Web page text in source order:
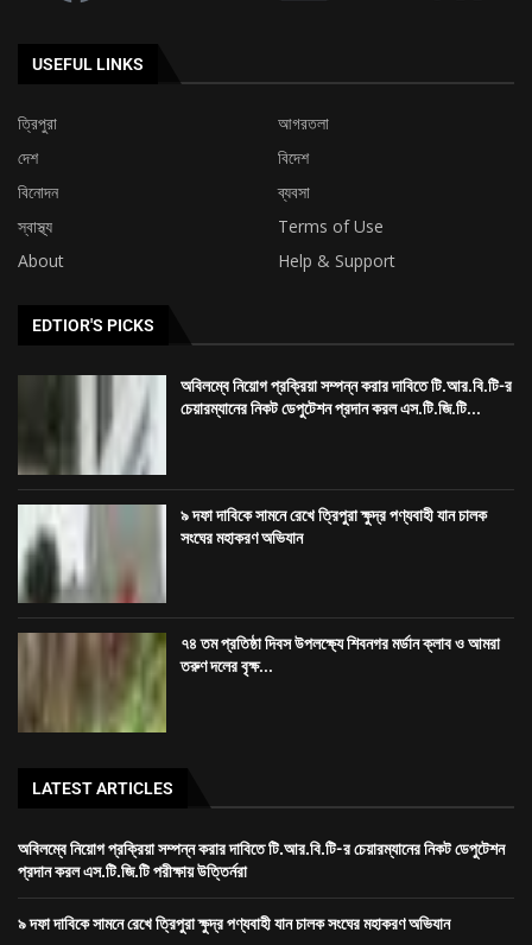
USEFUL LINKS
ত্রিপুরা
আগরতলা
দেশ
বিদেশ
বিনোদন
ব্যবসা
স্বাস্থ্য
Terms of Use
About
Help & Support
EDTIOR'S PICKS
অবিলম্বে নিয়োগ প্রক্রিয়া সম্পন্ন করার দাবিতে টি.আর.বি.টি-র
চেয়ারম্যানের নিকট ডেপুটেশন প্রদান করল এস.টি.জি.টি...
৯ দফা দাবিকে সামনে রেখে ত্রিপুরা ক্ষুদ্র পণ্যবাহী যান চালক
সংঘের মহাকরণ অভিযান
৭৪ তম প্রতিষ্ঠা দিবস উপলক্ষ্যে শিবনগর মর্ডান ক্লাব ও আমরা
তরুণ দলের বৃক্ষ...
LATEST ARTICLES
অবিলম্বে নিয়োগ প্রক্রিয়া সম্পন্ন করার দাবিতে টি.আর.বি.টি-র চেয়ারম্যানের নিকট ডেপুটেশন
প্রদান করল এস.টি.জি.টি পরীক্ষায় উত্তির্নরা
৯ দফা দাবিকে সামনে রেখে ত্রিপুরা ক্ষুদ্র পণ্যবাহী যান চালক সংঘের মহাকরণ অভিযান